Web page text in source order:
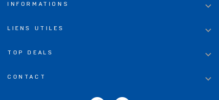
INFORMATIONS 
LIENS UTILES 
TOP DEALS 
CONTACT 